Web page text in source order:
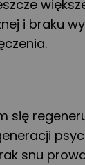
i braku
się
snu